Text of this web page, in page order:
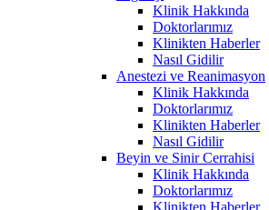
Klinik Hakkında
Doktorlarımız
Klinikten Haberler
Nasıl Gidilir
Anestezi ve Reanimasyon
Klinik Hakkında
Doktorlarımız
Klinikten Haberler
Nasıl Gidilir
Beyin ve Sinir Cerrahisi
Klinik Hakkında
Doktorlarımız
Klinikten Haberler